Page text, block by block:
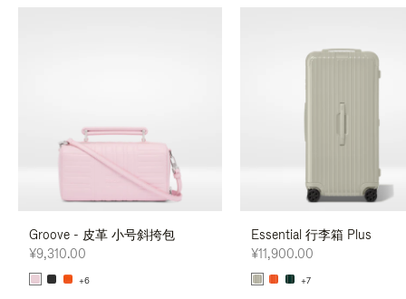
Groove - 皮革 小号斜挎包
¥9,310.00
+6
Essential 行李箱 Plus
¥11,900.00
+7